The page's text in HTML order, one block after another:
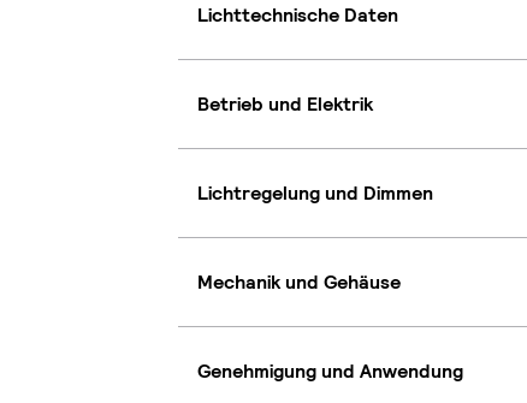
Lichttechnische Daten
Betrieb und Elektrik
Lichtregelung und Dimmen
Mechanik und Gehäuse
Genehmigung und Anwendung